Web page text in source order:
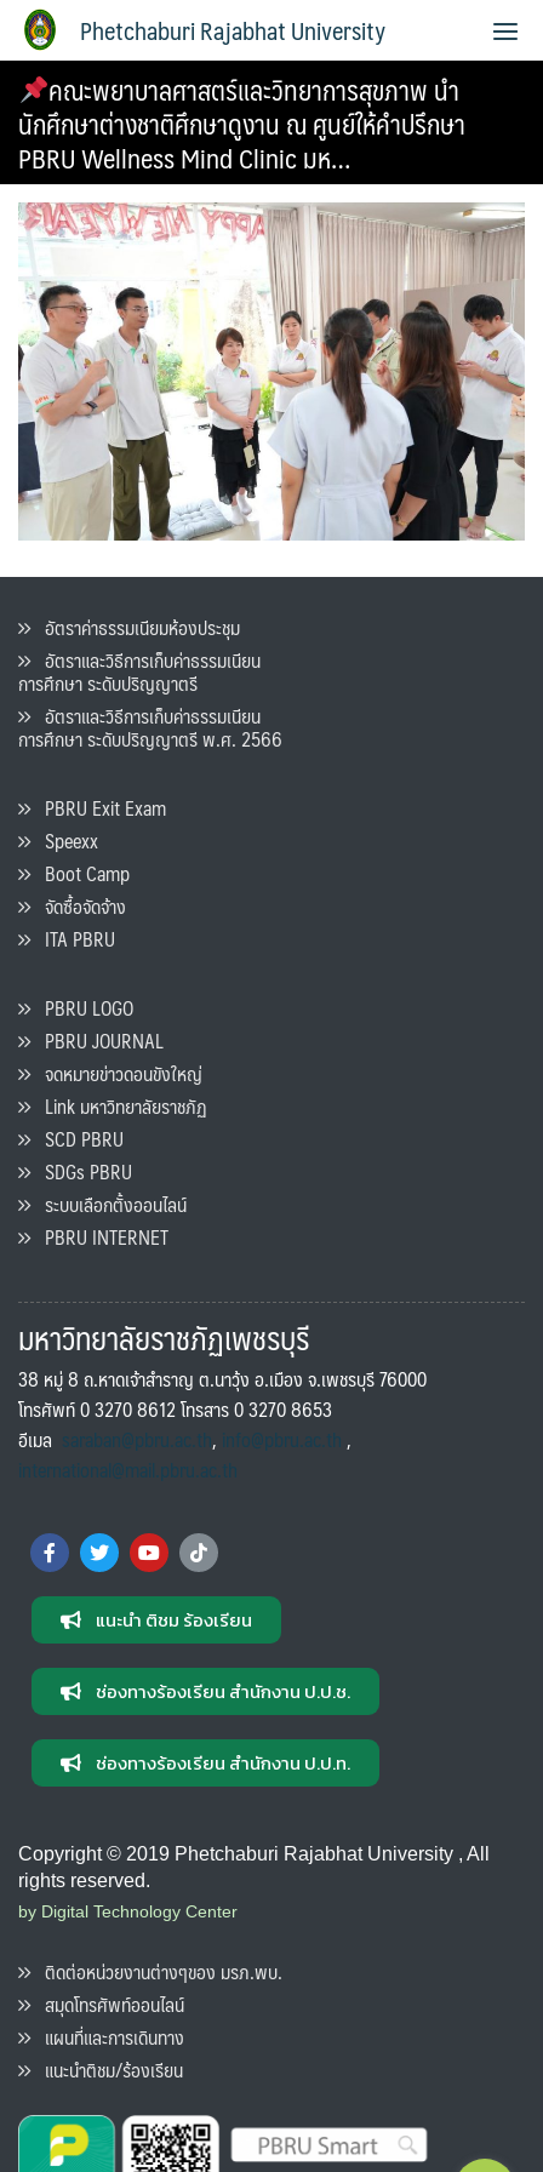
Phetchaburi Rajabhat University
คณะพยาบาลศาสตร์และวิทยาการสุขภาพ นำ
นักศึกษาต่างชาติศึกษาดูงาน ณ ศูนย์ให้คำปรึกษา
PBRU Wellness Mind Clinic มห…
อัตราค่าธรรมเนียมห้องประชุม
อัตราและวิธีการเก็บค่าธรรมเนียน
การศึกษา ระดับปริญญาตรี
อัตราและวิธีการเก็บค่าธรรมเนียน
การศึกษา ระดับปริญญาตรี พ.ศ. 2566
PBRU Exit Exam
Speexx
Boot Camp
จัดซื้อจัดจ้าง
ITA PBRU
PBRU LOGO
PBRU JOURNAL
จดหมายข่าวดอนขังใหญ่
Link มหาวิทยาลัยราชภัฏ
SCD PBRU
SDGs PBRU
ระบบเลือกตั้งออนไลน์
PBRU INTERNET
มหาวิทยาลัยราชภัฏเพชรบุรี
38 หมู่ 8 ถ.หาดเจ้าสำราญ ต.นาวุ้ง อ.เมือง จ.เพชรบุรี 76000
โทรศัพท์ 0 3270 8612 โทรสาร 0 3270 8653
อีเมล saraban@pbru.ac.th, info@pbru.ac.th,
international@mail.pbru.ac.th
แนะนำ ติชม ร้องเรียน
ช่องทางร้องเรียน สำนักงาน ป.ป.ช.
ช่องทางร้องเรียน สำนักงาน ป.ป.ท.
Copyright © 2019 Phetchaburi Rajabhat University , All
rights reserved.
by Digital Technology Center
ติดต่อหน่วยงานต่างๆของ มรภ.พบ.
สมุดโทรศัพท์ออนไลน์
แผนที่และการเดินทาง
แนะนำติชม/ร้องเรียน